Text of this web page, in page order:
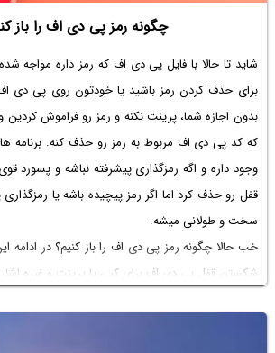
چگونه رمز پی دی اف را باز
شاید تا حالا با فایل پی دی اف که رمز داره مواجه
برای حذف کردن رمز باشید یا خودتون روی پی دی
بدون اجازه شما، پرینت نکنه و رمز رو فراموش کردین
کهکد پی دی اف مربوط به رمز رو حذف کنه. برنامه
وجود داره و اگه رمزگذاری پیشرفته نباشه و پسورد
قفل رو حذف کرد اما اگر رمز پیچیده باشه یا رمزگذاری
سخت و طولانی میشه.
خب حالا چگونه رمز پی دی اف را باز کنیم؟ در ادامه این
شکستن قفل پی دی اف برای کپی
یا پرینت و غیره